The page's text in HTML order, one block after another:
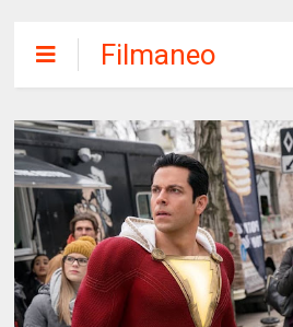
Filmaneo